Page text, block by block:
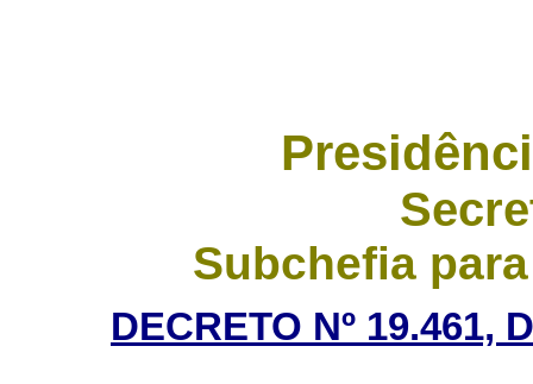
Subchefia
DECRETO Nº 19.461,